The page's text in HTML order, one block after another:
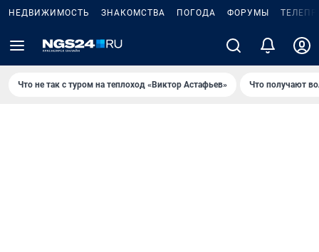
НЕДВИЖИМОСТЬ ЗНАКОМСТВА ПОГОДА ФОРУМЫ
Что не так с туром на теплоход «Виктор Астафьев» Что получают